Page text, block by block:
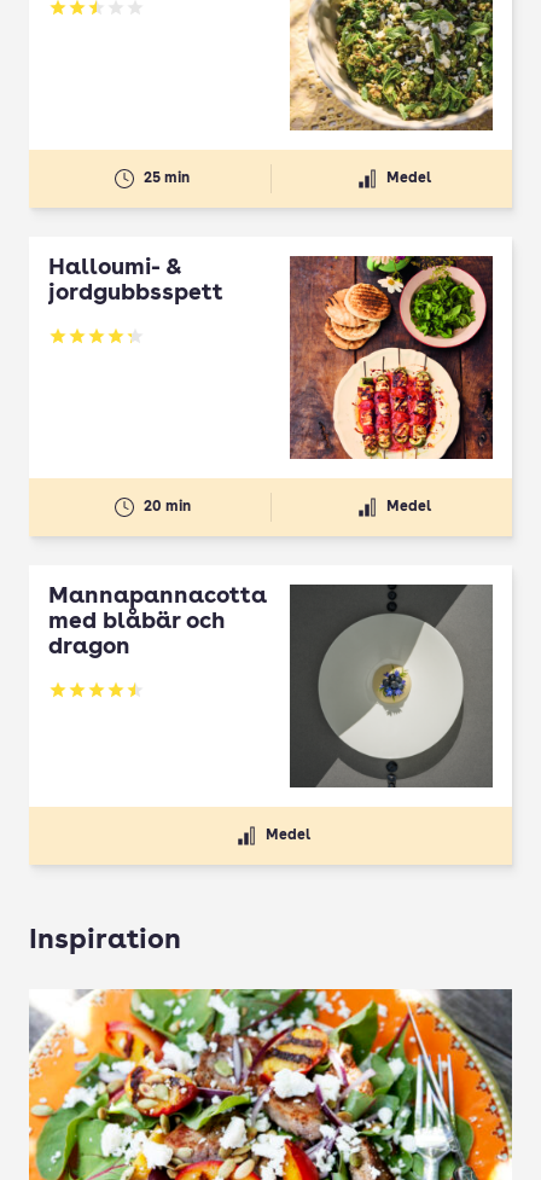
Betyg: 2.5 av 5
25 min Medel
Halloumi- &
jordgubbsspett
Betyg: 4.3 av 5
20 min Medel
Mannapannacotta
med blåbär och
dragon
Betyg: 4.5 av 5
Medel
Inspiration